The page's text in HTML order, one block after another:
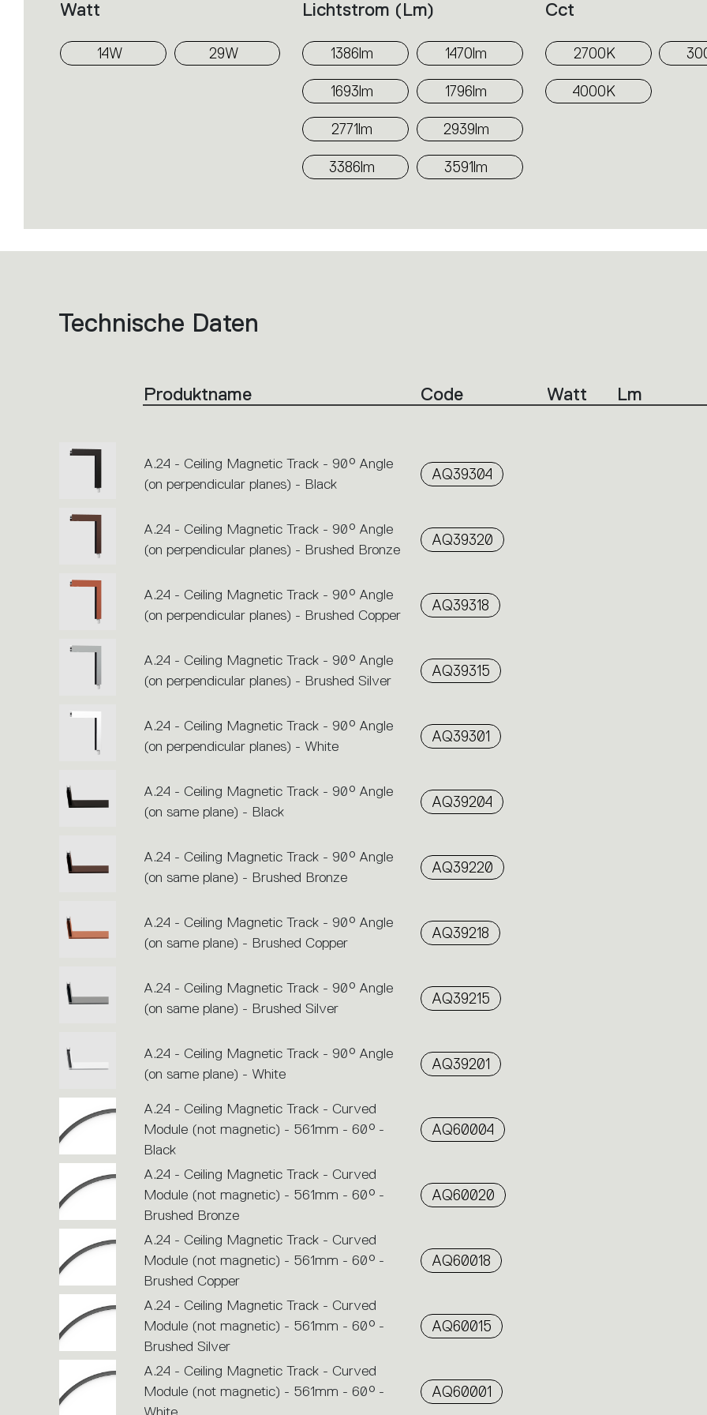
Watt
14W 29W
Lichtstrom (lm)
1386lm 1470lm
1693lm 1796lm
2771lm 2939lm
3386lm 3591lm
Cct
2700K
4000K
List
perform
Technische Daten
Produktname Code Watt Lm
A.24 - Ceiling Magnetic Track - 90° Angle
(on perpendicular planes) - Black
AQ39304
A.24 - Ceiling Magnetic Track - 90° Angle
(on perpendicular planes) - Brushed Bronze
AQ39320
A.24 - Ceiling Magnetic Track - 90° Angle
(on perpendicular planes) - Brushed Copper
AQ39318
A.24 - Ceiling Magnetic Track - 90° Angle
(on perpendicular planes) - Brushed Silver
AQ39315
A.24 - Ceiling Magnetic Track - 90° Angle
(on perpendicular planes) - White
AQ39301
A.24 - Ceiling Magnetic Track - 90° Angle
(on same plane) - Black
AQ39204
A.24 - Ceiling Magnetic Track - 90° Angle
(on same plane) - Brushed Bronze
AQ39220
A.24 - Ceiling Magnetic Track - 90° Angle
(on same plane) - Brushed Copper
AQ39218
A.24 - Ceiling Magnetic Track - 90° Angle
(on same plane) - Brushed Silver
AQ39215
A.24 - Ceiling Magnetic Track - 90° Angle
(on same plane) - White
AQ39201
A.24 - Ceiling Magnetic Track - Curved
Module (not magnetic) - 561mm - 60° -
Black
AQ60004
A.24 - Ceiling Magnetic Track - Curved
Module (not magnetic) - 561mm - 60° -
Brushed Bronze
AQ60020
A.24 - Ceiling Magnetic Track - Curved
Module (not magnetic) - 561mm - 60° -
Brushed Copper
AQ60018
A.24 - Ceiling Magnetic Track - Curved
Module (not magnetic) - 561mm - 60° -
Brushed Silver
AQ60015
A.24 - Ceiling Magnetic Track - Curved
Module (not magnetic) - 561mm - 60° -
AQ60001